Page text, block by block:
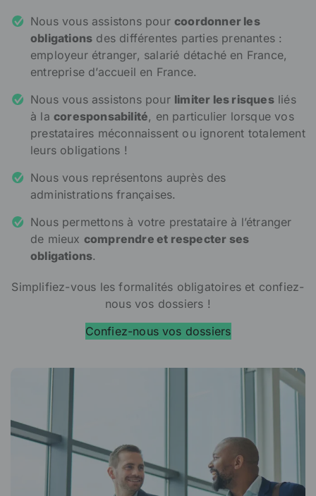
Nous vous assistons pour coordonner les
obligations des différentes parties prenantes :
employeur étranger, salarié détaché en France,
entreprise d’accueil en France.
Nous vous assistons pour limiter les risquesliés
à la coresponsabilité, en particulier lorsque vos
prestataires méconnaissent ou ignorent totalement
leurs obligations !
Nous vous représentons auprès des
administrations françaises.
Nous permettons à votre prestataire à l’étranger
de mieux comprendre et respecter ses
obligations.
Simplifiez-vous les formalités obligatoires et confiez-
nous vos dossiers !
Confiez-nous vos dossiers